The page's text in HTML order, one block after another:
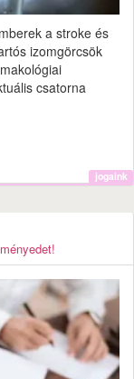
a stroke és
izomgörcsök
csatorna
jogaink